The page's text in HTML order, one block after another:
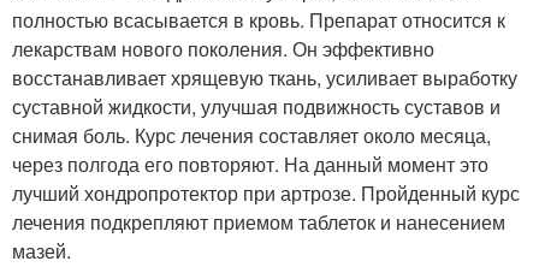
полностью всасывается в кровь. Препарат относится к
лекарствам нового поколения. Он эффективно
восстанавливает хрящевую ткань, усиливает выработку
суставной жидкости, улучшая подвижность суставов и
снимая боль. Курс лечения составляет около месяца,
через полгода его повторяют. На данный момент это
лучший хондропротектор при артрозе. Пройденный курс
лечения подкрепляют приемом таблеток и нанесением
мазей.